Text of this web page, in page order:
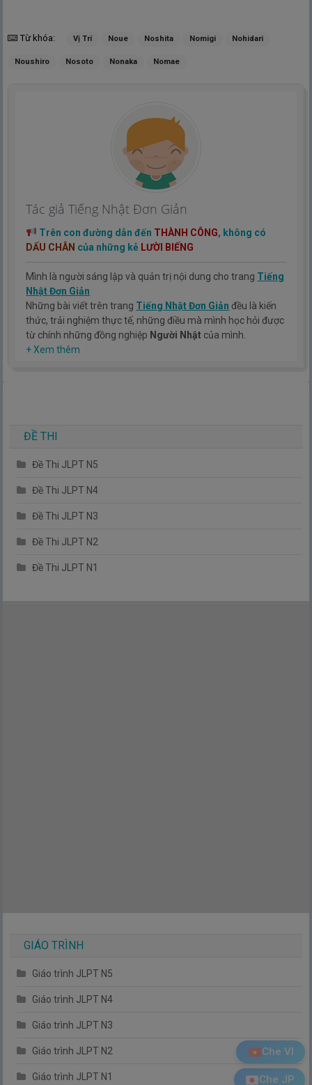
Che JP
Che VI
Từ khóa: Vị Trí Noue Noshita Nomigi Nohidari
Noushiro Nosoto Nonaka Nomae
Tác giả Tiếng Nhật Đơn Giản
Trên con đường dẫn đến THÀNH CÔNG, không có
DẤU CHÂN của những kẻ LƯỜI BIẾNG
Mình là người sáng lập và quản trị nội dung cho trang Tiếng
Nhật Đơn Giản
Những bài viết trên trang Tiếng Nhật Đơn Giản đều là kiến
thức, trải nghiệm thực tế, những điều mà mình học hỏi được
từ chính những đồng nghiệp Người Nhật của mình.
Hy vọng rằng kinh nghiệm mà mình có được sẽ giúp các bạn
+ Xem thêm
ĐỀ THI
Đề Thi JLPT N5
Đề Thi JLPT N4
Đề Thi JLPT N3
Đề Thi JLPT N2
Đề Thi JLPT N1
GIÁO TRÌNH
Giáo trình JLPT N5
Giáo trình JLPT N4
Giáo trình JLPT N3
Giáo trình JLPT N2
Giáo trình JLPT N1